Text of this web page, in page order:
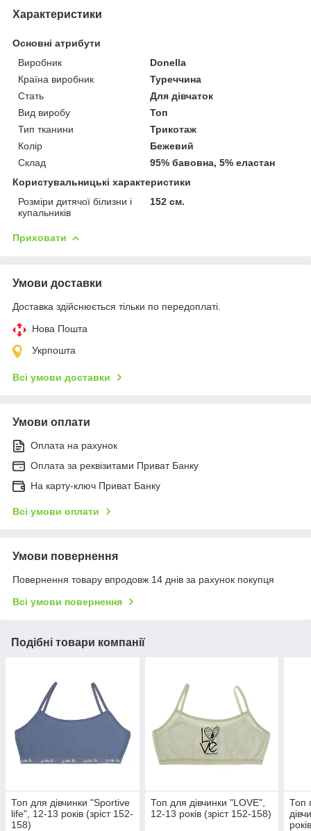
Характеристики
Основні атрибути
Виробник
Donella
Країна виробник
Туреччина
Стать
Для дівчаток
Вид виробу
Топ
Тип тканини
Трикотаж
Колір
Бежевий
Склад
95% бавовна, 5% еластан
Користувальницькі характеристики
Розміри дитячої білизни і
купальників
152 см.
Приховати
Умови доставки
Доставка здійснюється тільки по передоплаті.
Нова Пошта
Укрпошта
Всі умови доставки
Умови оплати
Оплата на рахунок
Оплата за реквізитами Приват Банку
На карту-ключ Приват Банку
Всі умови оплати
Умови повернення
Повернення товару впродовж 14 днів за рахунок покупця
Всі умови повернення
Подібні товари компанії
Топ для дівчинки "Sportive
life", 12-13 років (зріст 152-
158)
Топ для дівчинки "LOVE",
12-13 років (зріст 152-158)
Топ